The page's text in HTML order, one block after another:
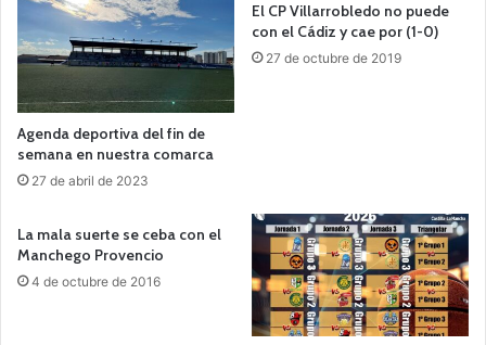
Agenda deportiva del fin de
semana en nuestra comarca
27 de abril de 2023
El CP Villarrobledo no puede
con el Cádiz y cae por (1-0)
27 de octubre de 2019
La mala suerte se ceba con el
Manchego Provencio
4 de octubre de 2016